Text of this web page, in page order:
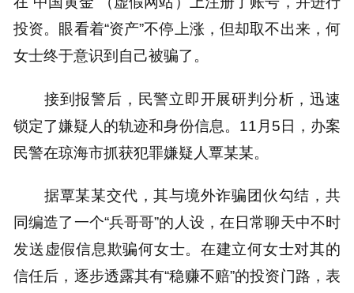
投资。眼看着“资产”不停上涨，但却取不出来，何
女士终于意识到自己被骗了。
接到报警后，民警立即开展研判分析，迅速
锁定了嫌疑人的轨迹和身份信息。11月5日，办案
民警在琼海市抓获犯罪嫌疑人覃某某。
据覃某某交代，其与境外诈骗团伙勾结，共
同编造了一个“兵哥哥”的人设，在日常聊天中不时
发送虚假信息欺骗何女士。在建立何女士对其的
信任后，逐步透露其有“稳赚不赔”的投资门路，表